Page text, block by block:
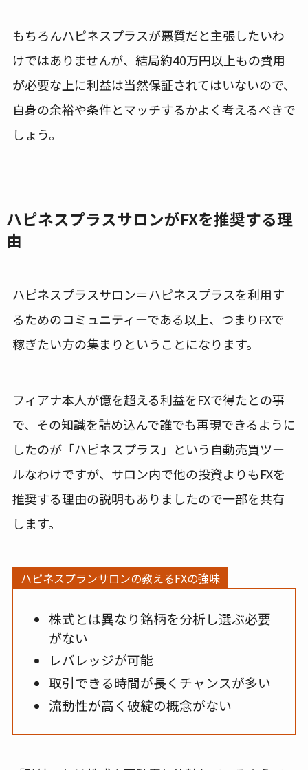
もちろんハピネスプラスが悪質だと主張したいわ
けではありませんが、結局約40万円以上もの費用
が必要な上に利益は当然保証されてはいないので、
自身の余裕や条件とマッチするかよく考えるべきで
しょう。
ハピネスプラスサロンがFXを推奨する理
由
ハピネスプラスサロン＝ハピネスプラスを利用す
るためのコミュニティーである以上、つまりFXで
稼ぎたい方の集まりということになります。
フィアナ本人が億を超える利益をFXで得たとの事
で、その知識を詰め込んで誰でも再現できるように
したのが「ハピネスプラス」という自動売買ツー
ルなわけですが、サロン内で他の投資よりもFXを
推奨する理由の説明もありましたので一部を共有
します。
ハピネスプランサロンの教えるFXの強味
株式とは異なり銘柄を分析し選ぶ必要
がない
レバレッジが可能
取引できる時間が長くチャンスが多い
流動性が高く破綻の概念がない